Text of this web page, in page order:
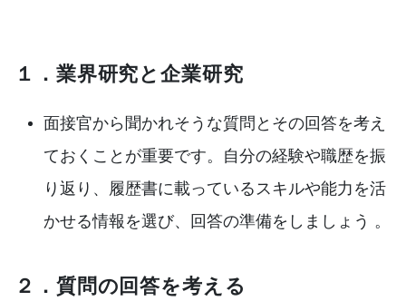
１．業界研究と企業研究
面接官から聞かれそうな質問とその回答を考え
ておくことが重要です。自分の経験や職歴を振
り返り、履歴書に載っているスキルや能力を活
かせる情報を選び、回答の準備をしましょう 。
２．質問の回答を考える